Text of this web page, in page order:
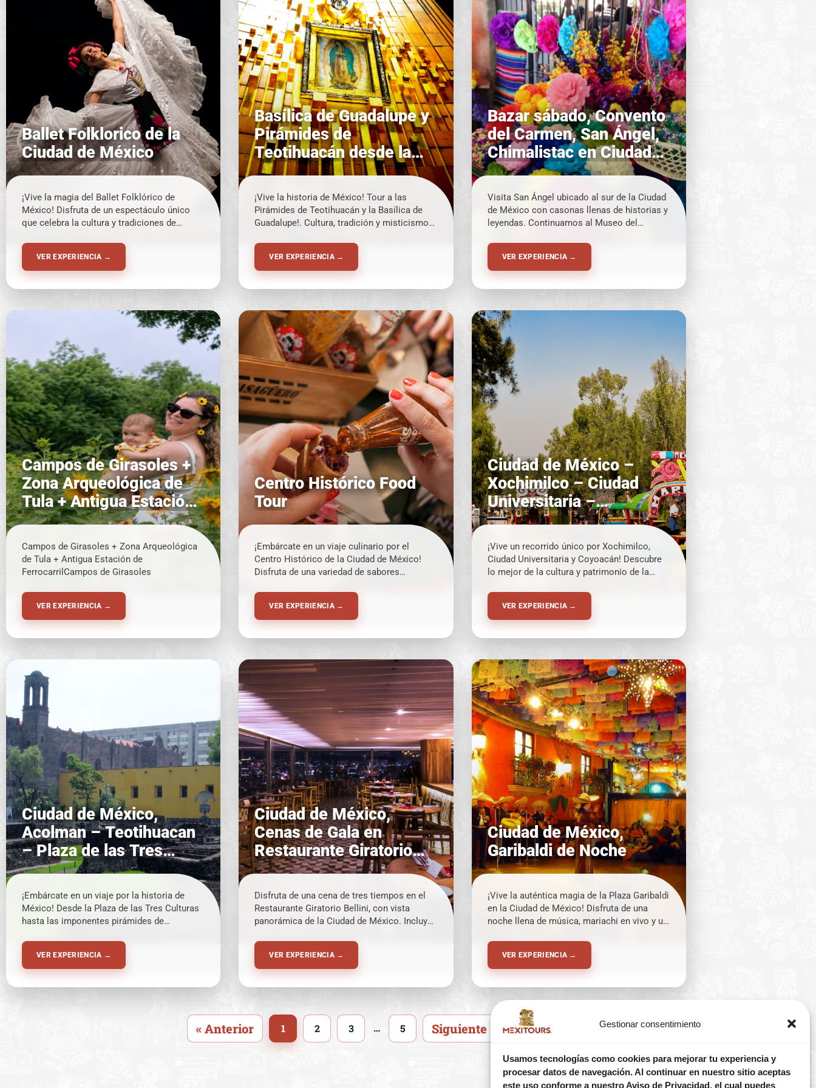
Gestionar consentimiento
Usamos tecnologías como cookies para mejorar tu experiencia y
procesar datos de navegación. Al continuar en nuestro sitio aceptas
este uso conforme a nuestro Aviso de Privacidad, el cual puedes
Ballet Folklorico de la
Ciudad de México
¡Vive la magia del Ballet Folklórico de
México! Disfruta de un espectáculo único
que celebra la cultura y tradiciones de
¡No te pierdas esta experiencia imperdible!
VER EXPERIENCIA →
Basílica de Guadalupe y
Pirámides de
Teotihuacán desde la
Ciudad de México
¡Vive la historia de México! Tour a las
Pirámides de Teotihuacán y la Basílica de
Guadalupe!. Cultura, tradición y misticismo
VER EXPERIENCIA →
Bazar sábado, Convento
del Carmen, San Ángel,
Chimalistac en Ciudad
de México
Visita San Ángel ubicado al sur de la Ciudad
de México con casonas llenas de historias y
leyendas. Continuamos al Museo del
construido entre 1613 y 1628 por la orden
religiosa de los Carmelitas Descalzos que
hoy, a 488 años de su fundación, es un
museo histórico que resguarda más de 80
VER EXPERIENCIA →
Campos de Girasoles +
Zona Arqueológica de
Tula + Antigua Estación
de Ferrocarril
Campos de Girasoles + Zona Arqueológica
de Tula + Antigua Estación de
FerrocarrilCampos de Girasoles
VER EXPERIENCIA →
Centro Histórico Food
Tour
¡Embárcate en un viaje culinario por el
Centro Histórico de la Ciudad de México!
Disfruta de una variedad de sabores
prehispánica hasta propuestas modernas.
¡Una experiencia deliciosa que no puedes
dejar pasar!
VER EXPERIENCIA →
Ciudad de México –
Xochimilco – Ciudad
Universitaria –
Coyoacan
¡Vive un recorrido único por Xochimilco,
Ciudad Universitaria y Coyoacán! Descubre
lo mejor de la cultura y patrimonio de la
VER EXPERIENCIA →
Ciudad de México,
Acolman – Teotihuacan
– Plaza de las Tres
Culturas – Taller
Artesanal
¡Embárcate en un viaje por la historia de
México! Desde la Plaza de las Tres Culturas
hasta las imponentes pirámides de
degustaciones. ¡Una experiencia completa
que no te puedes perder!
VER EXPERIENCIA →
Ciudad de México,
Cenas de Gala en
Restaurante Giratorio
Bellini
Disfruta de una cena de tres tiempos en el
Restaurante Giratorio Bellini, con vista
panorámica de la Ciudad de México. Incluye
nacional. Ideal para una experiencia única.
VER EXPERIENCIA →
Ciudad de México,
Garibaldi de Noche
¡Vive la auténtica magia de la Plaza Garibaldi
en la Ciudad de México! Disfruta de una
noche llena de música, mariachi en vivo y un
sumerges en la vibrante atmósfera
mexicana. ¡Una experiencia inolvidable para
disfrutar al máximo!
VER EXPERIENCIA →
« Anterior 1 2 3 … 5 Siguiente »